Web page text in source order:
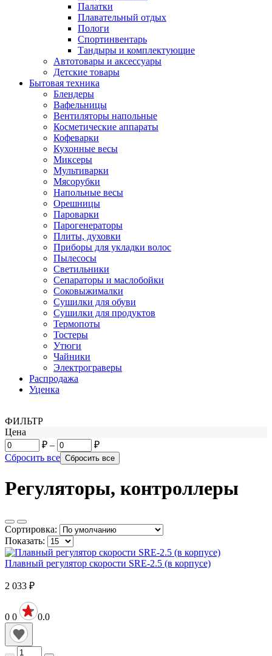
Палатки
Плавательный отдых
Пологи
Спортинвентарь
Тандыры и комплектующие
Автотовары и аксессуары
Детские товары
Бытовая техника
Блендеры
Вафельницы
Вентиляторы напольные
Косметические аппараты
Кофеварки
Кухонные весы
Миксеры
Мультиварки
Мясорубки
Напольные весы
Орешницы
Пароварки
Парогенераторы
Плиты, духовки
Приборы для укладки волос
Пылесосы
Светильники
Сепараторы и маслобойки
Соковыжималки
Сушилки для обуви
Сушилки для продуктов
Термопоты
Тостеры
Утюги
Чайники
Электрограверы
Распродажа
Уценка
ФИЛЬТР
Цена
₽ –
₽
Сбросить все
Регуляторы, контроллеры
Сортировка:
Показать:
Плавный регулятор скорости SRE-2.5 (в корпусе)
2 033 ₽
0 0 0.0